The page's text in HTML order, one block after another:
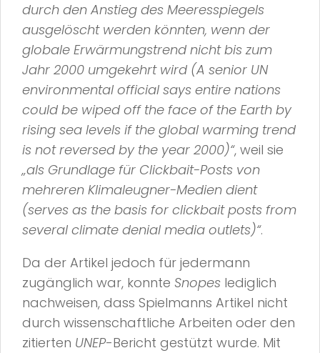
durch den Anstieg des Meeresspiegels
ausgelöscht werden könnten, wenn der
globale Erwärmungstrend nicht bis zum
Jahr 2000 umgekehrt wird (A senior UN
environmental official says entire nations
could be wiped off the face of the Earth by
rising sea levels if the global warming trend
is not reversed by the year 2000)“, weil sie
„als Grundlage für Clickbait-Posts von
mehreren Klimaleugner-Medien dient
(serves as the basis for clickbait posts from
several climate denial media outlets)“.
Da der Artikel jedoch für jedermann
zugänglich war, konnte Snopes lediglich
nachweisen, dass Spielmanns Artikel nicht
durch wissenschaftliche Arbeiten oder den
zitierten UNEP-Bericht gestützt wurde. Mit